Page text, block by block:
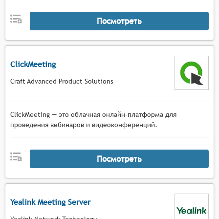
Посмотреть
ClickMeeting
Craft Advanced Product Solutions
ClickMeeting — это облачная онлайн-платформа для
проведения вебинаров и видеоконференций.
Посмотреть
Yealink Meeting Server